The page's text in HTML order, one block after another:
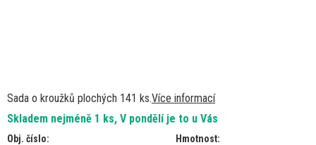
Sada o kroužků plochých 141 ks.Více informací
Skladem nejméně 1 ks, V pondělí je to u Vás
Obj. číslo: Hmotnost: